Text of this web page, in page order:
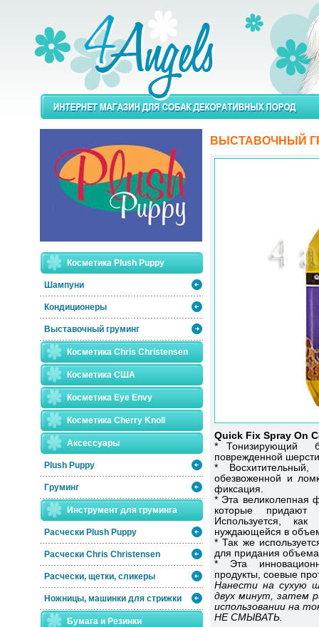
Косметика Plush Puppy
Шампуни
Кондиционеры
Выставочный груминг
Косметика Chris Christensen
Косметика США
Косметика Eye Envy
Косметика Сherry Knoll
Аксессуары
Plush Puppy
Груминг
Инструмент для груминга
Расчески Plush Puppy
Расчески Сhris Christensen
Расчески, щетки, сликеры
Ножницы, машинки для стрижки
Бумага и Резинки
ВЫСТАВОЧНЫЙ
Quick Fix Spray On
* Тонизирующий
поврежденной
*
обезвоженной и
фиксация.
* Эта великолепная
которые придают
Используется,
нуждающейся в
* Так же
для придания объема
* Эта
продукты, соевые
Нанести на сухую
двух минут, затем
использовании на
НЕ СМЫВАТЬ.